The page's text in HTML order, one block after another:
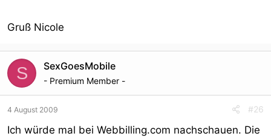
Gruß Nicole
S SexGoesMobile
- Premium Member -
4 August 2009 #26
Ich würde mal bei Webbilling.com nachschauen. Die